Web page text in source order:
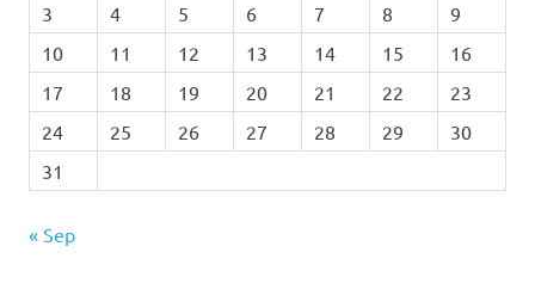
3
4 5 6 7 8
9
10
11 12 13 14 15
16
17
18 19 20 21 22
23
24
25 26 27 28 29
30
31
« Sep